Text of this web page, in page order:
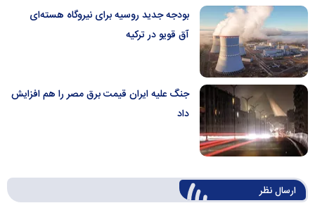
بودجه جدید روسیه برای نیروگاه هسته‌ای
آق قویو در ترکیه
جنگ علیه ایران قیمت برق مصر را هم افزایش
داد
ارسال‌ نظر